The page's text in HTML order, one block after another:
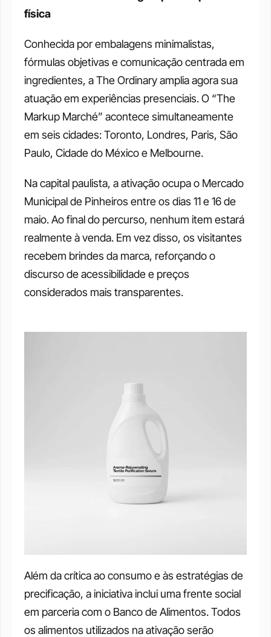
física
Conhecida por embalagens minimalistas,
fórmulas objetivas e comunicação centrada em
ingredientes, a The Ordinary amplia agora sua
atuação em experiências presenciais. O “The
Markup Marché” acontece simultaneamente
em seis cidades: Toronto, Londres, Paris, São
Paulo, Cidade do México e Melbourne.
Na capital paulista, a ativação ocupa o Mercado
Municipal de Pinheiros entre os dias 11 e 16 de
maio. Ao final do percurso, nenhum item estará
realmente à venda. Em vez disso, os visitantes
recebem brindes da marca, reforçando o
discurso de acessibilidade e preços
considerados mais transparentes.
Além da crítica ao consumo e às estratégias de
precificação, a iniciativa inclui uma frente social
em parceria com o Banco de Alimentos. Todos
os alimentos utilizados na ativação serão